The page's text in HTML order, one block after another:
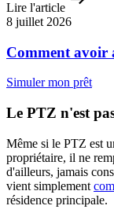
Lire l'article
8 juillet 2026
Comment avoir
Simuler mon prêt
Le PTZ n'est
Même si le PTZ est
propriétaire, il ne
d'ailleurs, jamais
vient simplement
résidence principale.